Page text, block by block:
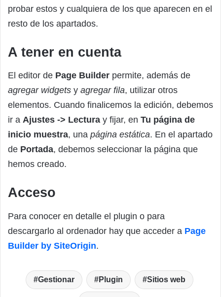
probar estos y cualquiera de los que aparecen en el
resto de los apartados.
A tener en cuenta
El editor de Page Builder permite, además de
agregar widgets y agregar fila, utilizar otros
elementos. Cuando finalicemos la edición, debemos
ir a Ajustes -> Lectura y fijar, en Tu página de
inicio muestra, una página estática. En el apartado
de Portada, debemos seleccionar la página que
hemos creado.
Acceso
Para conocer en detalle el plugin o para
descargarlo al ordenador hay que acceder a Page
Builder by SiteOrigin.
Gestionar Plugin Sitios web